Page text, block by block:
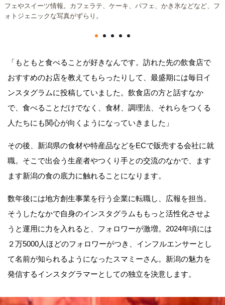
フェやスイーツ情報。カフェラテ、ケーキ、パフェ、かき氷などなど、フ
ォトジェニックな写真がずらり。
「もともと食べることが好きなんです。訪れた先の飲食店で
おすすめのお店を教えてもらったりして、最盛期には毎日イ
ンスタグラムに投稿していました。飲食店の方と話すなか
で、食べることだけでなく、食材、調理法、それらをつくる
人たちにも関心が向くようになっていきました」
その後、新潟県の食材や特産品などをECで販売する会社に就
職。そこで出会う生産者やつくり手との交流のなかで、ます
ます新潟の食の底力に触れることになります。
数年後には地方創生事業を行う企業に転職し、広報を担当。
そうしたなかで自身のインスタグラムももっと活性化させよ
うと運用に力を入れると、フォロワーが激増。2024年頃には
２万5000人ほどのフォロワーがつき、インフルエンサーとし
て名前が知られるようになったスマミーさん。新潟の魅力を
発信するインスタグラマーとしての独立を決意します。